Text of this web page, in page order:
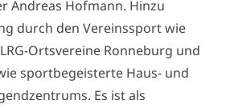
Andreas Hofmann. Hinzu
durch den Vereinssport wie
Ortsvereine Ronneburg und
sportbegeisterte Haus- und
Es ist als